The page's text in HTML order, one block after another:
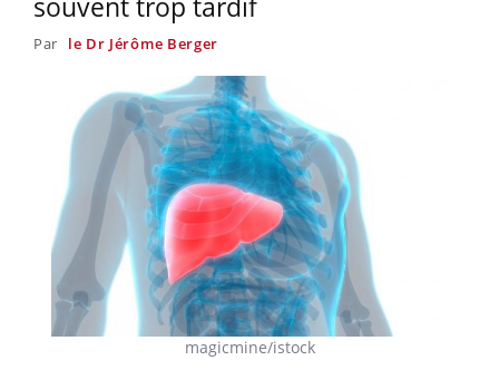
Par le Dr Jérôme Berger
magicmine/istock